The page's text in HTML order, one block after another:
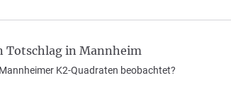
Totschlag in Mannheim
K2-Quadraten beobachtet?